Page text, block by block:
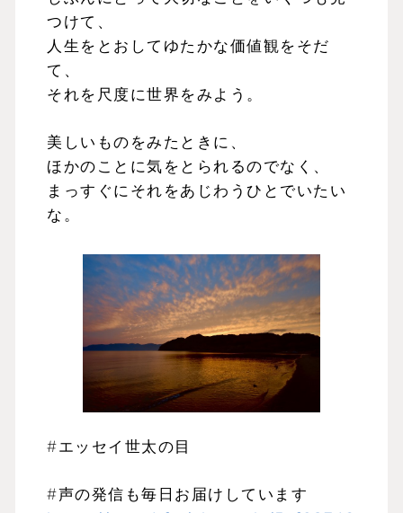
つけて、
人生をとおしてゆたかな価値観をそだ
て、
それを尺度に世界をみよう。
美しいものをみたときに、
ほかのことに気をとられるのでなく、
まっすぐにそれをあじわうひとでいたい
な。
#エッセイ世太の目
#声の発信も毎日お届けしています